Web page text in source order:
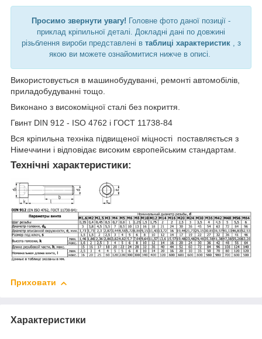
Просимо звернути увагу! Головне фото даної позиції -
приклад кріпильної деталі. Докладні дані по довжині
різьблення вироби представлені в таблиці характеристик , з
якою ви можете ознайомитися нижче в описі.
Використовується в машинобудуванні, ремонті автомобілів,
приладобудуванні тощо.
Виконано з високоміцної сталі без покриття.
Гвинт DIN 912 - ISO 4762 і ГОСТ 11738-84
Вся кріпильна техніка підвищеної міцності поставляється з
Німеччини і відповідає високим європейським стандартам.
Технічні характеристики:
Приховати
Характеристики